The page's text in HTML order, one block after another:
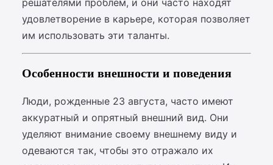
решателями проблем, и они часто находят
удовлетворение в карьере, которая позволяет
им использовать эти таланты.
Особенности внешности и поведения
Люди, рожденные 23 августа, часто имеют
аккуратный и опрятный внешний вид. Они
уделяют внимание своему внешнему виду и
одеваются так, чтобы это отражало их